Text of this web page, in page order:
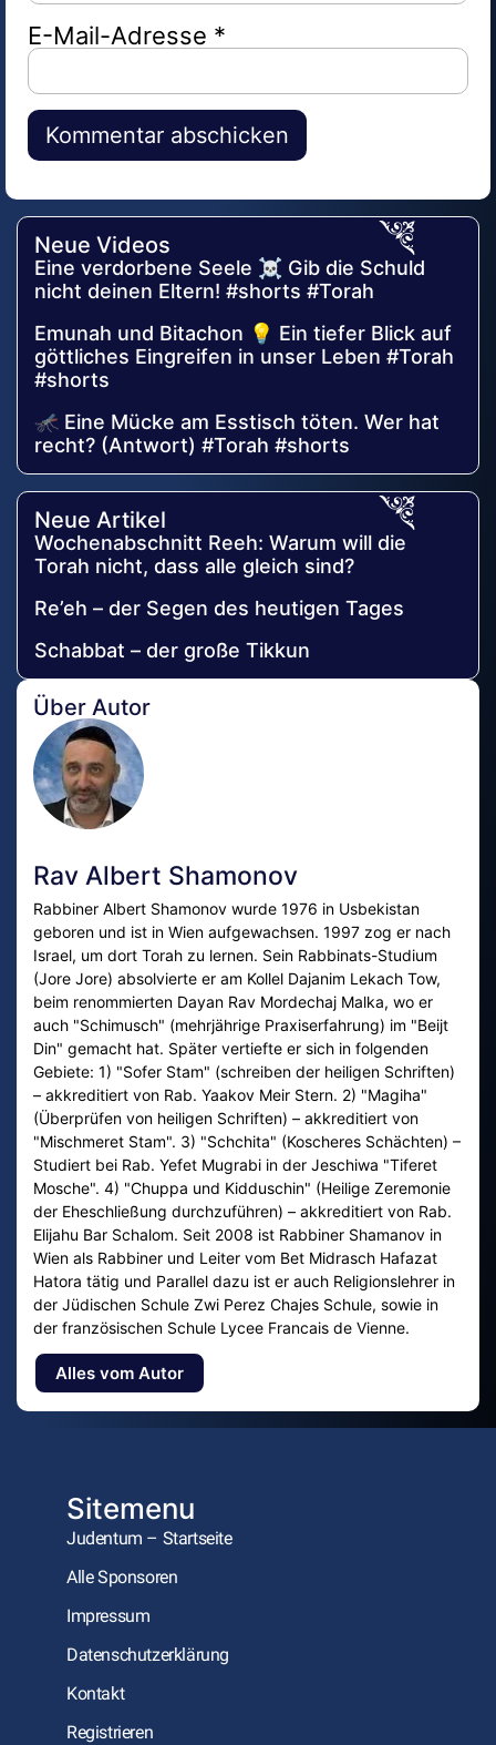
E-Mail-Adresse *
Alternative:
Neue Videos
Eine verdorbene Seele ☠️ Gib die Schuld
nicht deinen Eltern! #shorts #Torah
Emunah und Bitachon 💡 Ein tiefer Blick auf
göttliches Eingreifen in unser Leben #Torah
#shorts
🦟 Eine Mücke am Esstisch töten. Wer hat
recht? (Antwort) #Torah #shorts
Neue Artikel
Wochenabschnitt Reeh: Warum will die
Torah nicht, dass alle gleich sind?
Re’eh – der Segen des heutigen Tages
Schabbat – der große Tikkun
Über Autor
Rav Albert Shamonov
Rabbiner Albert Shamonov wurde 1976 in Usbekistan
geboren und ist in Wien aufgewachsen. 1997 zog er nach
Israel, um dort Torah zu lernen. Sein Rabbinats-Studium
(Jore Jore) absolvierte er am Kollel Dajanim Lekach Tow,
beim renommierten Dayan Rav Mordechaj Malka, wo er
auch "Schimusch" (mehrjährige Praxiserfahrung) im "Beijt
Din" gemacht hat. Später vertiefte er sich in folgenden
Gebiete: 1) "Sofer Stam" (schreiben der heiligen Schriften)
– akkreditiert von Rab. Yaakov Meir Stern. 2) "Magiha"
(Überprüfen von heiligen Schriften) – akkreditiert von
"Mischmeret Stam". 3) "Schchita" (Koscheres Schächten) –
Studiert bei Rab. Yefet Mugrabi in der Jeschiwa "Tiferet
Mosche". 4) "Chuppa und Kidduschin" (Heilige Zeremonie
der Eheschließung durchzuführen) – akkreditiert von Rab.
Elijahu Bar Schalom. Seit 2008 ist Rabbiner Shamanov in
Wien als Rabbiner und Leiter vom Bet Midrasch Hafazat
Hatora tätig und Parallel dazu ist er auch Religionslehrer in
der Jüdischen Schule Zwi Perez Chajes Schule, sowie in
der französischen Schule Lycee Francais de Vienne.
Alles vom Autor
Sitemenu
Judentum – Startseite
Alle Sponsoren
Impressum
Datenschutzerklärung
Kontakt
Registrieren